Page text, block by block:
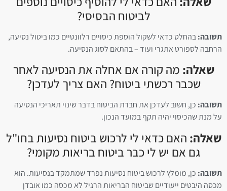
לביטוח הבסיסי?
תשובה:בהחלט כדאי לשקול הוספת כיסויים רלוונטיים כמו ביטול נסיעה,
הרחבה לספורט אתגרי ועוד – בהתאם לסוג הנסיעה.
שאלה: מה קורה אם אחלה את הנסיעה לאחר
שכבר רכשתי ביטוח? האם צריך לעדכן?
תשובה: כן, חשוב לעדכן את חברת הביטוח בדבר שינוי תאריכי הנסיעה
על מנת שהכיסוי יהיה תקף במועד הנכון.
שאלה: האם כדאי לי לרכוש ביטוח נסיעות בחו"ל
גם אם יש לי כבר ביטוח בריאות מקומי?
תשובה: כן, מומלץ לרכוש ביטוח נסיעות נפרד שמתמקד בנסיעות. הוא
מכסה היבטים ייעודיים שביטוח הבריאות הרגיל לא מכסה כמו אובדן